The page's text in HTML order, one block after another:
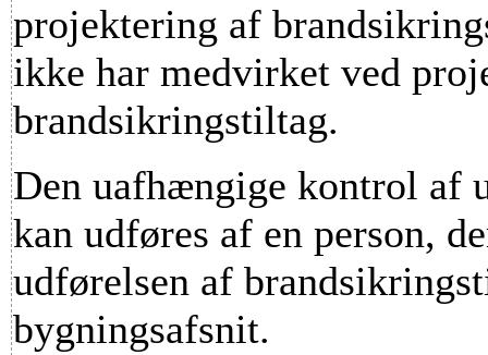
projektering af
ikke har medvirket ved
brandsikringstiltag.
Den uafhængige kontrol af
kan udføres af en person,
udførelsen af
bygningsafsnit.